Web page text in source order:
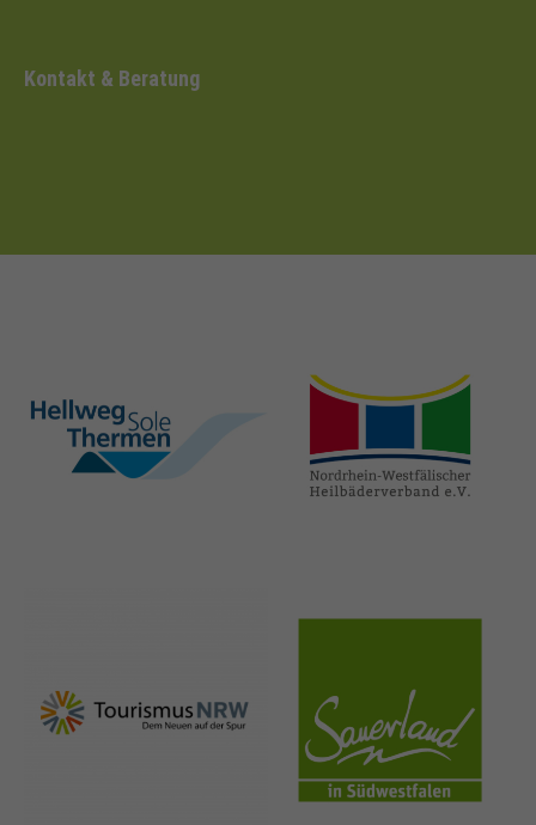
Kontakt & Beratung
hellweg-sole-
thermen.de
heilbaeder.de
nrw-
tourismus.de
sauerland.co
m